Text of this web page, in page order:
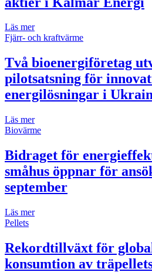
Läs mer
Fjärr- och kraftvärme
Två bioenergiföretag
pilotsatsning för
energilösningar i
Läs mer
Biovärme
Bidraget för
småhus öppnar för
september
Läs mer
Pellets
Rekordtillväxt för
konsumtion av